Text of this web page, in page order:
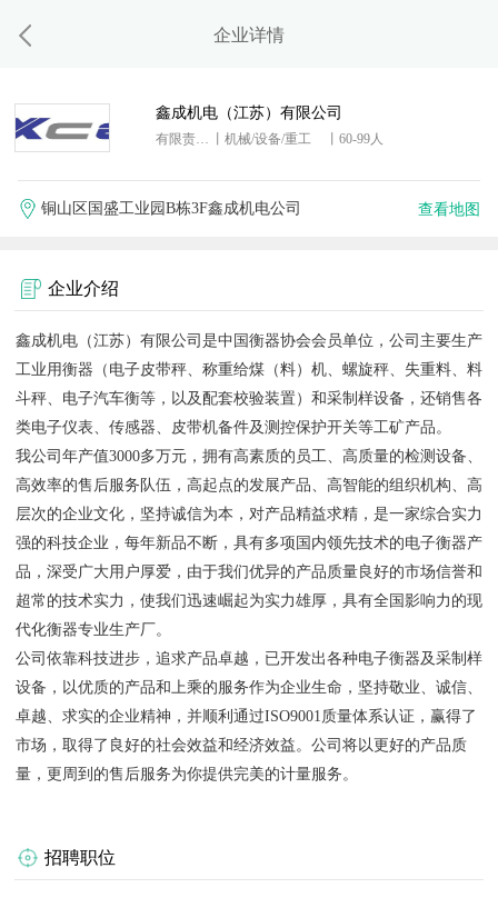
企业详情
鑫成机电（江苏）有限公司
有限责任公司 丨机械/设备/重工 丨60-99人
铜山区国盛工业园B栋3F鑫成机电公司 查看地图
企业介绍
鑫成机电（江苏）有限公司是中国衡器协会会员单位，公司主要生产
工业用衡器（电子皮带秤、称重给煤（料）机、螺旋秤、失重料、料
斗秤、电子汽车衡等，以及配套校验装置）和采制样设备，还销售各
类电子仪表、传感器、皮带机备件及测控保护开关等工矿产品。
我公司年产值3000多万元，拥有高素质的员工、高质量的检测设备、
高效率的售后服务队伍，高起点的发展产品、高智能的组织机构、高
层次的企业文化，坚持诚信为本，对产品精益求精，是一家综合实力
强的科技企业，每年新品不断，具有多项国内领先技术的电子衡器产
品，深受广大用户厚爱，由于我们优异的产品质量良好的市场信誉和
超常的技术实力，使我们迅速崛起为实力雄厚，具有全国影响力的现
代化衡器专业生产厂。
公司依靠科技进步，追求产品卓越，已开发出各种电子衡器及采制样
设备，以优质的产品和上乘的服务作为企业生命，坚持敬业、诚信、
卓越、求实的企业精神，并顺利通过ISO9001质量体系认证，赢得了
市场，取得了良好的社会效益和经济效益。公司将以更好的产品质
量，更周到的售后服务为你提供完美的计量服务。
招聘职位